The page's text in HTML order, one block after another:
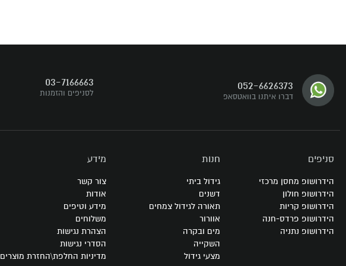
עקבו אחרינו
052-6626373
דברו איתנו בוואטסאפ
03-7166663
לסניפים והזמנות
סניפים
הידרושופ מחסן מרכזי
הידרושופ חולון
הידרושופ קריות
הידרושופ פרדס-חנה
הידרושופ נתניה
חנות
גידול ביתי
דשנים
תאורה לגידול צמחים
אוורור
מים ובקרה
השקייה
מצעי גידול
מידע
צור קשר
אודות
מידע וטיפים
משלוחים
הצהרת נגישות
הסדרי נגישות
מדיניות החלפת\החזרת מוצרים